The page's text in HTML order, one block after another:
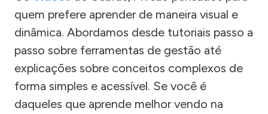
quem prefere aprender de maneira visual e
dinâmica. Abordamos desde tutoriais passo a
passo sobre ferramentas de gestão até
explicações sobre conceitos complexos de
forma simples e acessível. Se você é
daqueles que aprende melhor vendo na